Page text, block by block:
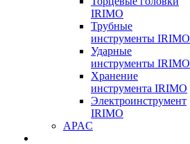
IRIMO
Трубные
инструменты IRIMO
Ударные
инструменты IRIMO
Хранение
инструмента IRIMO
Электроинструмент
IRIMO
APAC